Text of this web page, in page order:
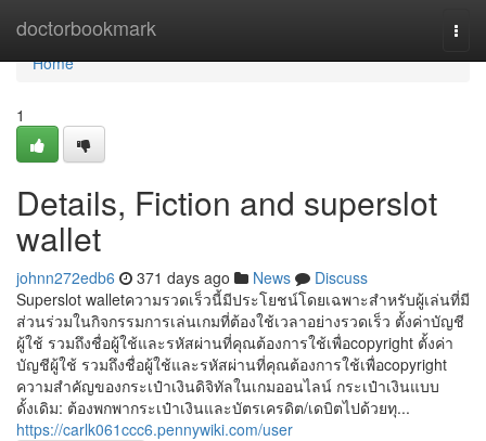
doctorbookmark
Home
Home
1
Details, Fiction and superslot
wallet
johnn272edb6 371 days ago News
Discuss
Superslot walletความรวดเร็วนี้มีประโยชน์โดยเฉพาะสำหรับผู้เล่นที่มี
ส่วนร่วมในกิจกรรมการเล่นเกมที่ต้องใช้เวลาอย่างรวดเร็ว ตั้งค่าบัญชี
ผู้ใช้ รวมถึงชื่อผู้ใช้และรหัสผ่านที่คุณต้องการใช้เพื่อcopyright ตั้งค่า
บัญชีผู้ใช้ รวมถึงชื่อผู้ใช้และรหัสผ่านที่คุณต้องการใช้เพื่อcopyright
ความสำคัญของกระเป๋าเงินดิจิทัลในเกมออนไลน์ กระเป๋าเงินแบบ
ดั้งเดิม: ต้องพกพากระเป๋าเงินและบัตรเครดิต/เดบิตไปด้วยทุ...
https://carlk061ccc6.pennywiki.com/user